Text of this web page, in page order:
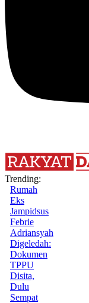
Trending:
Rumah
Eks
Jampidsus
Febrie
Adriansyah
Digeledah:
Dokumen
TPPU
Disita,
Dulu
Sempat